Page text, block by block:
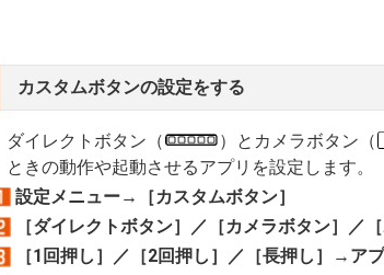
カスタムボタンの設定をする
ダイレクトボタン（ ）とカメラボタン（
ときの動作や起動させるアプリを設定します。
設定メニュー→［カスタムボタン］
［ダイレクトボタン］／［カメラボタン］／
［1回押し］／［2回押し］／［長押し］→ア